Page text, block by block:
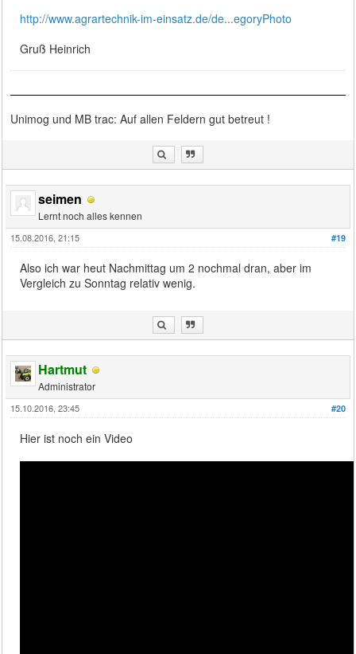
http://www.agrartechnik-im-einsatz.de/de...egoryPhoto
Gruß Heinrich
Unimog und MB trac: Auf allen Feldern gut betreut !
seimen
Lernt noch alles kennen
#19
15.08.2016, 21:15
Also ich war heut Nachmittag um 2 nochmal dran, aber im
Vergleich zu Sonntag relativ wenig.
Hartmut
Administrator
#20
15.10.2016, 23:45
Hier ist noch ein Video